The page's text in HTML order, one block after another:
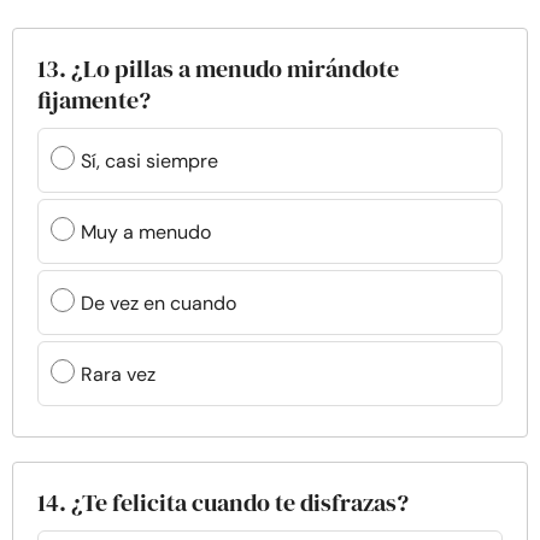
13. ¿Lo pillas a menudo mirándote
fijamente?
Sí, casi siempre
Muy a menudo
De vez en cuando
Rara vez
14. ¿Te felicita cuando te disfrazas?